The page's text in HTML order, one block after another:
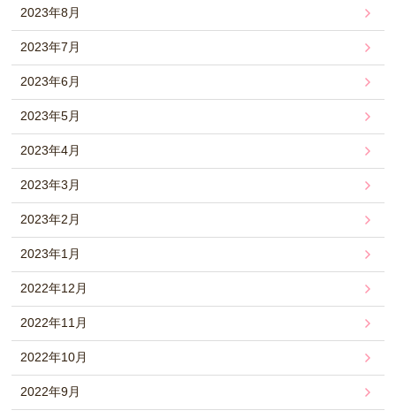
2023年8月
2023年7月
2023年6月
2023年5月
2023年4月
2023年3月
2023年2月
2023年1月
2022年12月
2022年11月
2022年10月
2022年9月